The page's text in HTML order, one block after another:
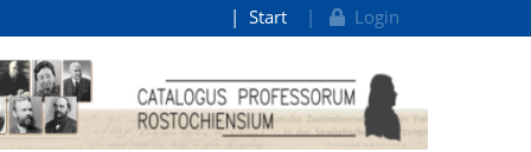
Start Login